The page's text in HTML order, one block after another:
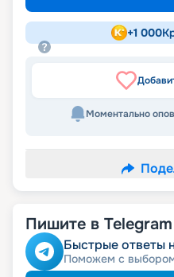
+1 000
Моментально
Пишите в Telegram
Быстрые ответы
Поможем с